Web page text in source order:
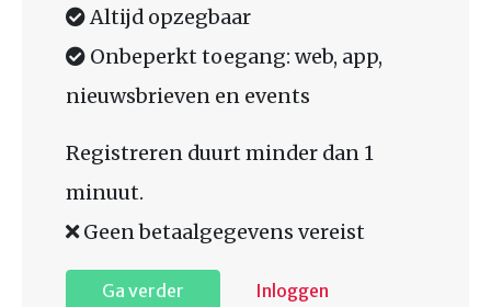
Altijd opzegbaar
Onbeperkt toegang: web, app,
nieuwsbrieven en events
Registreren duurt minder dan 1
minuut.
Geen betaalgegevens vereist
Ga verder Inloggen